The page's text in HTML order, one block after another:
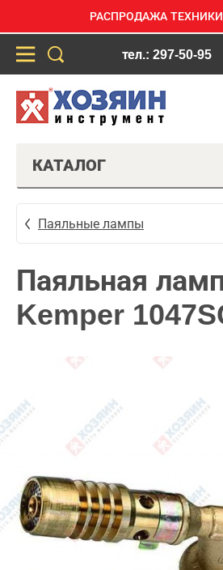
РАСПРОДАЖА ТЕХНИКИ
тел.: 297-50-95
КАТАЛОГ
Паяльные лампы
Паяльная
Kemper